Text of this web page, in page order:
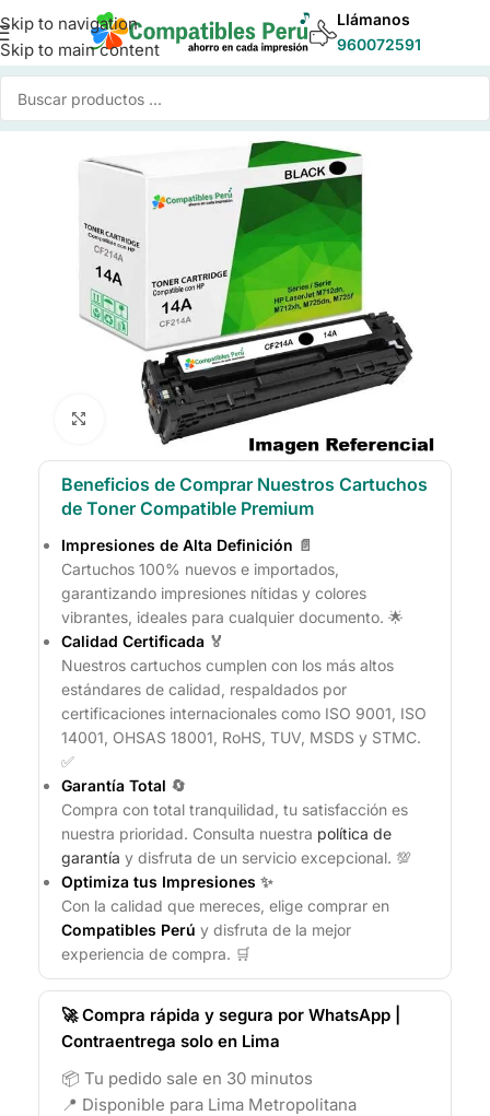
Skip to navigation
Skip to main content
Llámanos
960072591
Inicio/Toner para Impresoras/Toner Compatible HP
Click to enlarge
Beneficios de Comprar Nuestros Cartuchos
de Toner Compatible Premium
Impresiones de Alta Definición 📄
Cartuchos 100% nuevos e importados,
garantizando impresiones nítidas y colores
vibrantes, ideales para cualquier documento. 🌟
Calidad Certificada 🏅
Nuestros cartuchos cumplen con los más altos
estándares de calidad, respaldados por
certificaciones internacionales como ISO 9001, ISO
14001, OHSAS 18001, RoHS, TUV, MSDS y STMC.
✅
Garantía Total 🔄
Compra con total tranquilidad, tu satisfacción es
nuestra prioridad. Consulta nuestra política de
garantía y disfruta de un servicio excepcional. 💯
Optimiza tus Impresiones ✨
Con la calidad que mereces, elige comprar en
Compatibles Perú y disfruta de la mejor
experiencia de compra. 🛒
🚀 Compra rápida y segura por WhatsApp |
Contraentrega solo en Lima
📦 Tu pedido sale en 30 minutos
📍 Disponible para Lima Metropolitana